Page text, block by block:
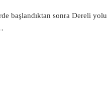
başlandıktan sonra Dereli yolu